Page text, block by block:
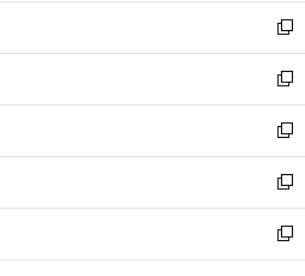
く
で
開
く
ド
ウ
で
開
く
ウ
ィ
ン
ド
ウ
で
開
く
し
い
ウ
ィ
ン
ド
ウ
で
開
く
新
し
い
ウ
ィ
ン
ド
ウ
で
開
新
し
い
ウ
ィ
ン
ド
ウ
新
し
い
ウ
ィ
ン
新
し
い
ウ
新
し